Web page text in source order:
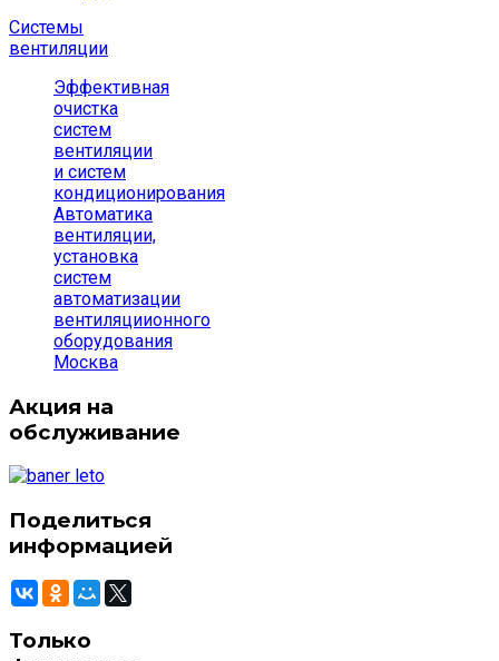
Системы
вентиляции
Эффективная
очистка
систем
вентиляции
и систем
кондиционирования
Автоматика
вентиляции,
установка
систем
автоматизации
вентиляциионного
оборудования
Москва
Акция на
обслуживание
Поделиться
информацией
Только